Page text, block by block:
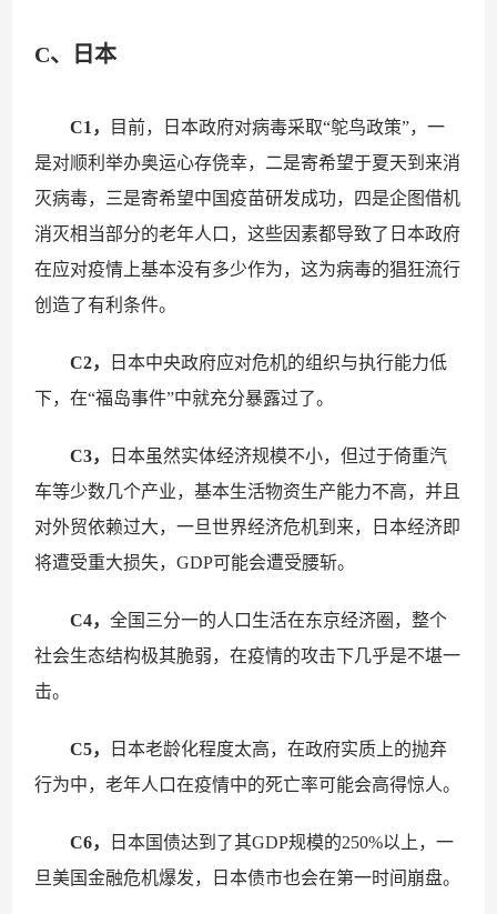
C、日本
C1，
目前，日本政府对病毒采取“鸵鸟政策”，一
是对顺利举办奥运心存侥幸，二是寄希望于夏天到来消
灭病毒，三是寄希望中国疫苗研发成功，四是企图借机
消灭相当部分的老年人口，这些因素都导致了日本政府
在应对疫情上基本没有多少作为，这为病毒的猖狂流行
创造了有利条件。
C2，
日本中央政府应对危机的组织与执行能力低
下，在“福岛事件”中就充分暴露过了。
C3，
日本虽然实体经济规模不小，但过于倚重汽
车等少数几个产业，基本生活物资生产能力不高，并且
对外贸依赖过大，一旦世界经济危机到来，日本经济即
将遭受重大损失，GDP可能会遭受腰斩。
C4，全国三分一的人口生活在东京经济圈，整个
社会生态结构极其脆弱，在疫情的攻击下几乎是不堪一
击。
C5，
日本老龄化程度太高，在政府实质上的抛弃
行为中，老年人口在疫情中的死亡率可能会高得惊人。
C6，
日本国债达到了其GDP规模的250%以上，一
旦美国金融危机爆发，日本债市也会在第一时间崩盘。